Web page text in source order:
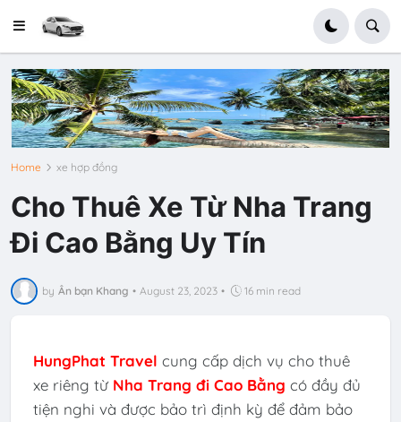
Home xe hợp đồng
Cho Thuê Xe Từ Nha Trang
Đi Cao Bằng Uy Tín
by Ân bạn Khang • August 23, 2023 • 16 min read
HungPhat Travel cung cấp dịch vụ cho thuê
xe riêng từ Nha Trang đi Cao Bằng có đầy đủ
tiện nghi và được bảo trì định kỳ để đảm bảo